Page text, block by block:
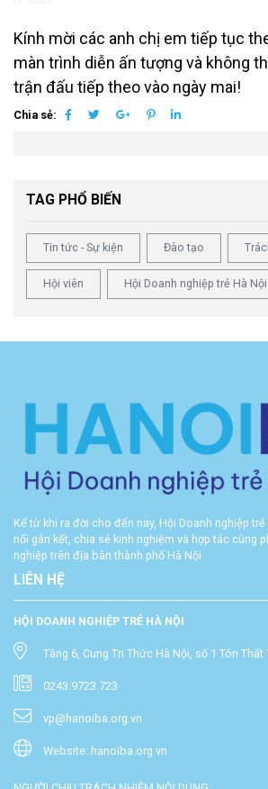
Kính mời các anh chị em tiếp tục
màn trình diễn ấn tượng và không
trận đấu tiếp theo vào ngày mai!
Chia sẻ:
TAG PHỔ BIẾN
Tin tức - Sự kiện Đào tạo
Hội viên Hội Doanh nghiệp trẻ Hà Nội
Kể từ khi ra đời cho đến nay, Hội Doanh nghiệp
nối gắn kết, chia sẻ kinh nghiệm và hợp tác cùng
nghiệp trên địa bàn thành phố Hà Nội
LIÊN HỆ
HỘI DOANH NGHIỆP TRẺ HÀ NỘI
Tầng 6, Cung Tri Thức Hà Nội, số 1 Tôn Thất
0243.9723.723
vp@hanoiba.org.vn
Website: hanoiba.org.vn